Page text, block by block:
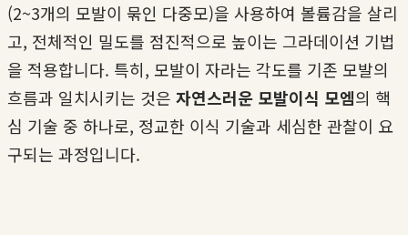
(2~3개의 모발이 묶인 다중모)을 사용하여 볼륨감을 살리
고, 전체적인 밀도를 점진적으로 높이는 그라데이션 기법
을 적용합니다. 특히, 모발이 자라는 각도를 기존 모발의
흐름과 일치시키는 것은 자연스러운 모발이식 모엠의 핵
심 기술 중 하나로, 정교한 이식 기술과 세심한 관찰이 요
구되는 과정입니다.